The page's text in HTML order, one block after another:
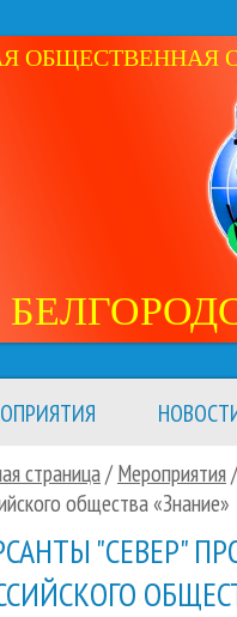
ОБЩЕСТВЕННАЯ
страница/ Мероприятия
общества «Знание»
"СЕВЕР"